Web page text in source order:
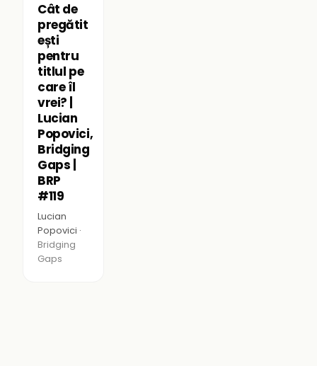
Cât de
pregătit
ești
pentru
titlul pe
care îl
vrei? |
Lucian
Popovici,
Bridging
Gaps |
BRP
#119
Lucian
Popovici ·
Bridging
Gaps